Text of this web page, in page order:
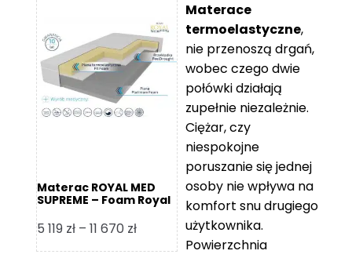
7
000 zł
Materac ROYAL MED
SUPREME – Foam Royal
5 119 zł – 11 670 złZakres
cen:
Materace
termoelastyczne,
nie przenoszą drgań,
wobec czego dwie
połówki działają
zupełnie niezależnie.
Ciężar, czy
niespokojne
poruszanie się jednej
osoby nie wpływa na
komfort snu drugiego
użytkownika.
Powierzchnia